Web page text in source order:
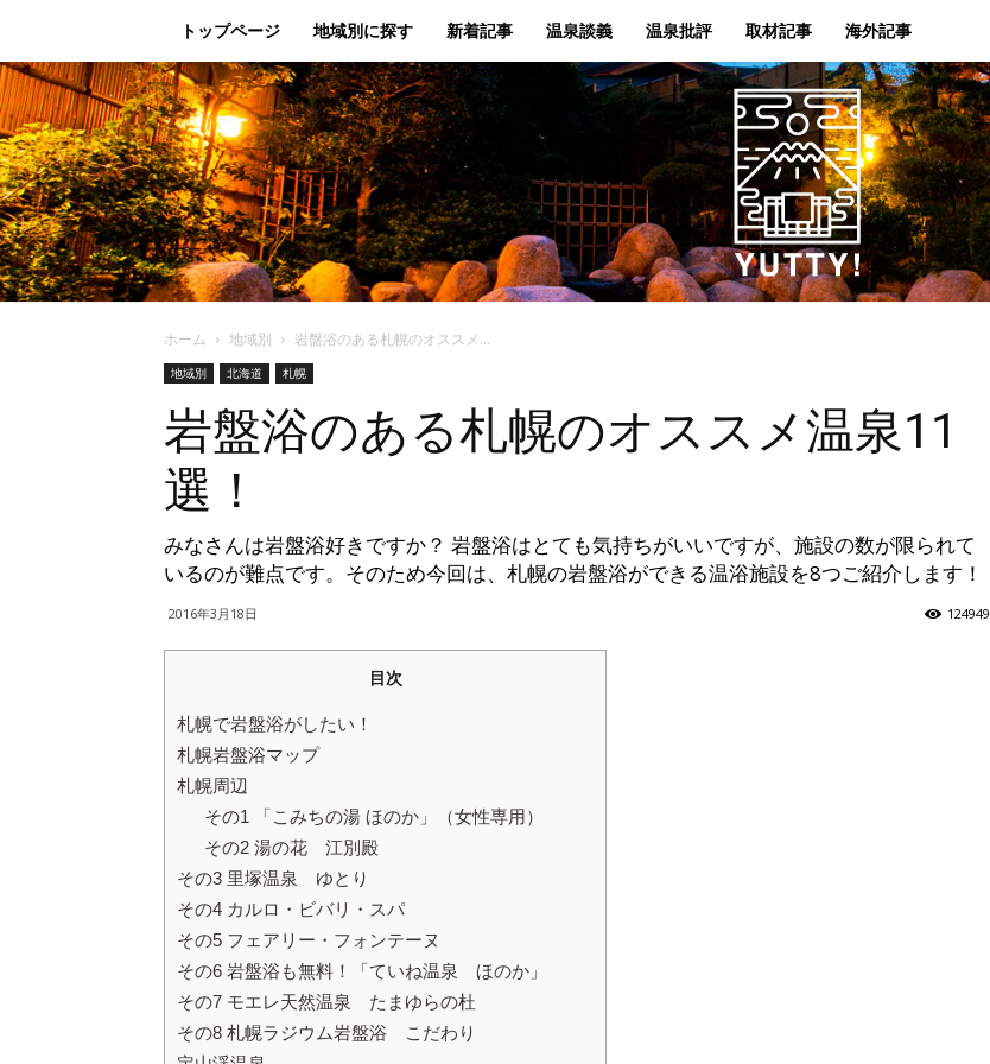
トップページ 地域別に探す 新着記事 温泉談義 温泉批評 取材記事 海外記事
【ユ
ホーム 地域別 岩盤浴のある札幌のオススメ...
地域別 北海道 札幌
岩盤浴のある札幌のオススメ温泉11
選！
みなさんは岩盤浴好きですか？ 岩盤浴はとても気持ちがいいですが、施設の数が限られて
いるのが難点です。そのため今回は、札幌の岩盤浴ができる温浴施設を8つご紹介します！
2016年3月18日 124949
目次
札幌で岩盤浴がしたい！
札幌岩盤浴マップ
札幌周辺
その1 「こみちの湯 ほのか」（女性専用）
その2 湯の花 江別殿
その3 里塚温泉 ゆとり
その4 カルロ・ビバリ・スパ
その5 フェアリー・フォンテーヌ
その6 岩盤浴も無料！「ていね温泉 ほのか」
その7 モエレ天然温泉 たまゆらの杜
その8 札幌ラジウム岩盤浴 こだわり